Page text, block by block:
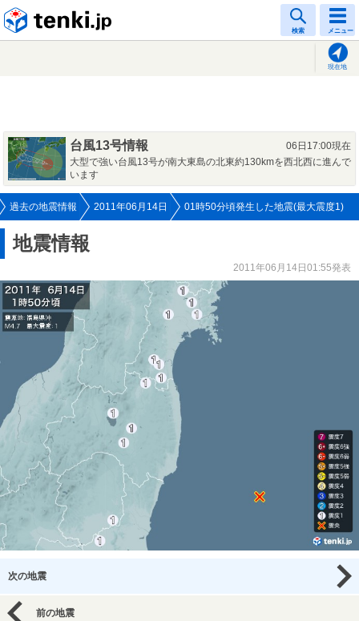
検索 メニュー
現在地
台風13号情報
06日17:00現在
大型で強い台風13号が南大東島の北東約130kmを西北西に進んで
います
過去の地震情報 2011年06月14日 01時50分頃発生した地震(最大震度1)
地震情報
2011年06月14日01:55発表
次の地震
前の地震